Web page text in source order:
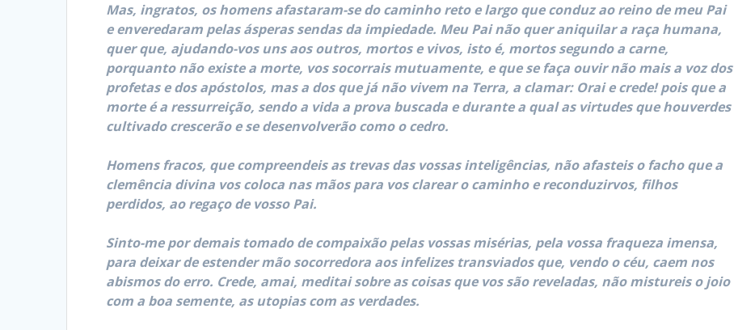
Mas, ingratos, os homens afastaram-se do caminho reto e largo que conduz ao reino de meu Pai
e enveredaram pelas ásperas sendas da impiedade. Meu Pai não quer aniquilar a raça humana,
quer que, ajudando-vos uns aos outros, mortos e vivos, isto é, mortos segundo a carne,
porquanto não existe a morte, vos socorrais mutuamente, e que se faça ouvir não mais a voz dos
profetas e dos apóstolos, mas a dos que já não vivem na Terra, a clamar: Orai e crede! pois que a
morte é a ressurreição, sendo a vida a prova buscada e durante a qual as virtudes que houverdes
cultivado crescerão e se desenvolverão como o cedro.
Homens fracos, que compreendeis as trevas das vossas inteligências, não afasteis o facho que a
clemência divina vos coloca nas mãos para vos clarear o caminho e reconduzirvos, filhos
perdidos, ao regaço de vosso Pai.
Sinto-me por demais tomado de compaixão pelas vossas misérias, pela vossa fraqueza imensa,
para deixar de estender mão socorredora aos infelizes transviados que, vendo o céu, caem nos
abismos do erro. Crede, amai, meditai sobre as coisas que vos são reveladas, não mistureis o joio
com a boa semente, as utopias com as verdades.